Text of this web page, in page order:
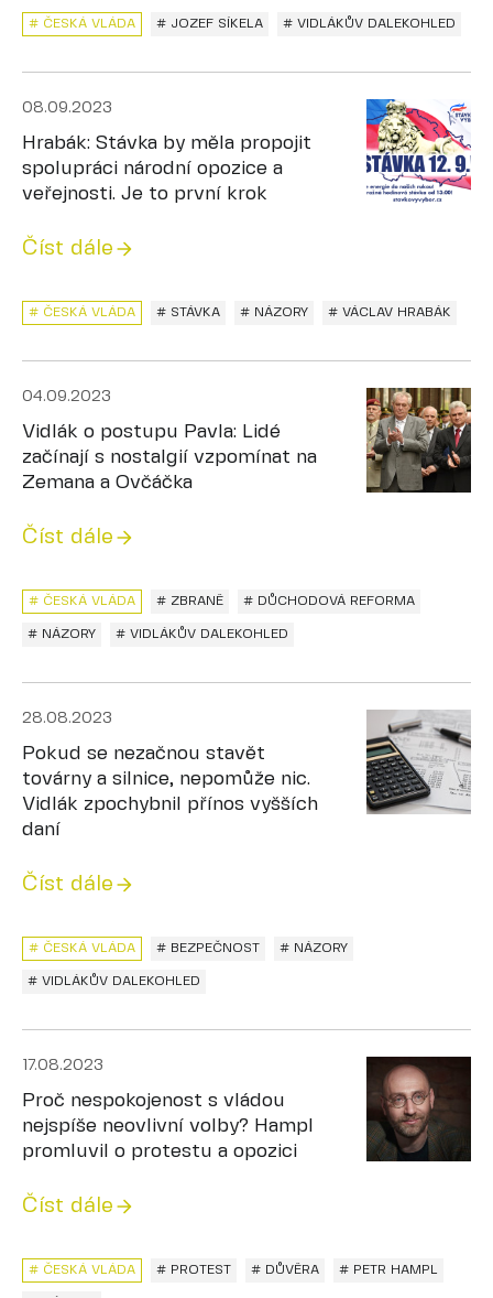
# ČESKÁ VLÁDA # JOZEF SÍKELA # VIDLÁKŮV DALEKOHLED
08.09.2023
Hrabák: Stávka by měla propojit
spolupráci národní opozice a
veřejnosti. Je to první krok
Číst dále
# ČESKÁ VLÁDA # STÁVKA # NÁZORY # VÁCLAV HRABÁK
04.09.2023
Vidlák o postupu Pavla: Lidé
začínají s nostalgií vzpomínat na
Zemana a Ovčáčka
Číst dále
# ZBRANĚ
# ČESKÁ VLÁDA # DŮCHODOVÁ REFORMA
# NÁZORY # VIDLÁKŮV DALEKOHLED
28.08.2023
Pokud se nezačnou stavět
továrny a silnice, nepomůže nic.
Vidlák zpochybnil přínos vyšších
daní
Číst dále
# ČESKÁ VLÁDA # BEZPEČNOST # NÁZORY
# VIDLÁKŮV DALEKOHLED
17.08.2023
Proč nespokojenost s vládou
nejspíše neovlivní volby? Hampl
promluvil o protestu a opozici
Číst dále
# PROTEST # DŮVĚRA
# ČESKÁ VLÁDA # PETR HAMPL